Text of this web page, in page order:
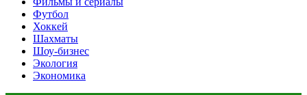
Футбол
Хоккей
Шахматы
Шоу-бизнес
Экология
Экономика